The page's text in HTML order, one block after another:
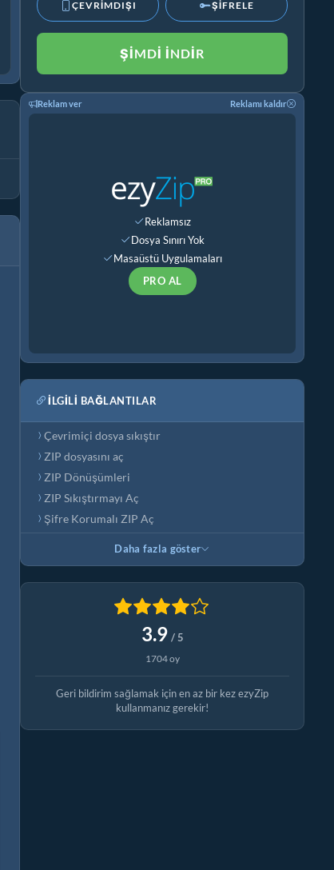
ÇEVRİMDIŞI ŞİFRELE
ŞIMDI İNDIR
Reklam ver Reklamı kaldır
Reklamsız
Dosya Sınırı Yok
Masaüstü Uygulamaları
PRO AL
İLGILI BAĞLANTILAR
Çevrimiçi dosya sıkıştır
ZIP dosyasını aç
ZIP Dönüşümleri
ZIP Sıkıştırmayı Aç
Şifre Korumalı ZIP Aç
Daha fazla göster
3.9 / 5
1704 oy
Geri bildirim sağlamak için en az bir kez ezyZip
kullanmanız gerekir!